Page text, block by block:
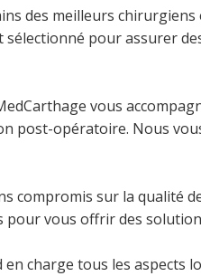
des meilleurs
pour assurer
vous
post-opératoire. Nous
compromis sur la qualité
vous offrir des
charge tous les aspects